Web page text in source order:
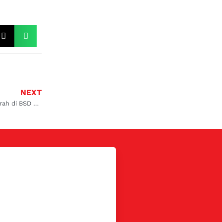
NEXT
Bengkel Service AC Mobil Innova Biaya Murah di BSD City